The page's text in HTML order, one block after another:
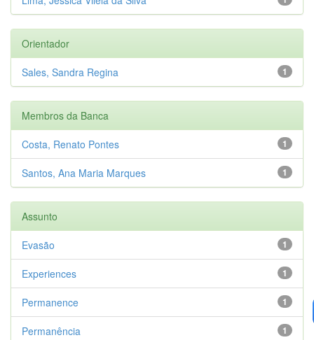
Orientador
1
Sales, Sandra Regina
Membros da Banca
1
Costa, Renato Pontes
1
Santos, Ana Maria Marques
Assunto
1
Evasão
1
Experiences
1
Permanence
1
Permanência